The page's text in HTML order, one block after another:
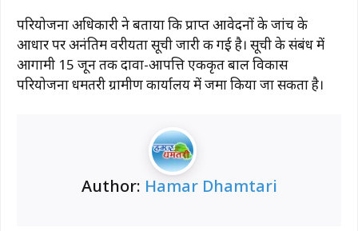
o
o
k
p
p
m n
k
परियोजना अधिकारी ने बताया कि प्राप्त आवेदनों के जांच के
आधार पर अनंतिम वरीयता सूची जारी की गई है। सूची के संबंध में
आगामी 15 जून तक दावा-आपत्ति एकीकृत बाल विकास
परियोजना धमतरी ग्रामीण कार्यालय में जमा किया जा सकता है।
Author: Hamar Dhamtari